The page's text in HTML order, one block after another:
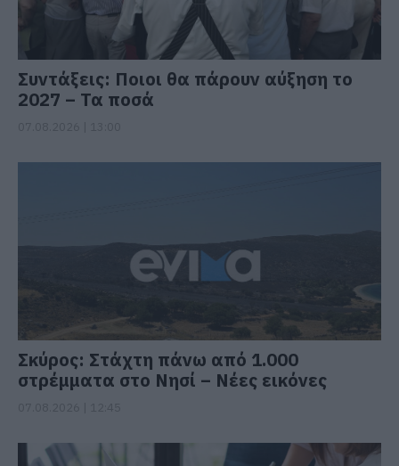
Συντάξεις: Ποιοι θα πάρουν αύξηση το
2027 – Τα ποσά
Σκύρος: Στάχτη πάνω από 1.000
στρέμματα στο Νησί – Νέες εικόνες